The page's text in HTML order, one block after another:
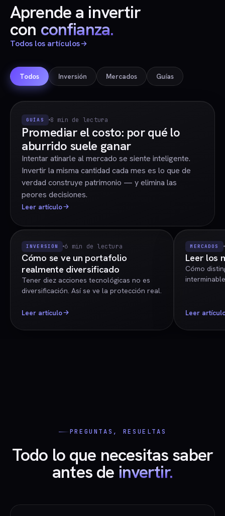
Aprende a invertir
con confianza.
Todos los artículos
Todos Inversión Mercados Guías
GUÍAS 8 min de lectura
Promediar el costo: por qué lo
aburrido suele ganar
Intentar atinarle al mercado se siente inteligente.
Invertir la misma cantidad cada mes es lo que de
verdad construye patrimonio — y elimina las
peores decisiones.
Leer artículo
INVERSIÓN 6 min de lectura
Cómo se ve un portafolio
realmente diversificado
Tener diez acciones tecnológicas no es
diversificación. Así se ve la protección real.
Leer artículo
MERCADOS
Leer los
Cómo
Leer
PREGUNTAS, RESUELTAS
Todo lo que necesitas saber
antes de invertir.